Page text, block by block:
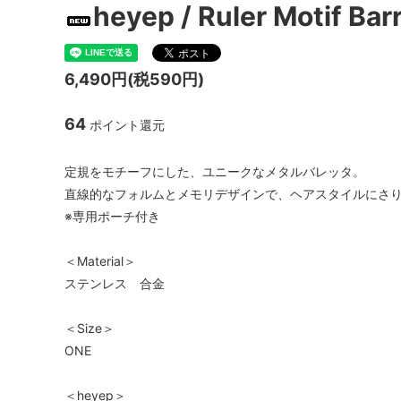
heyep / Ruler Motif
6,490円(税590円)
64 ポイント還元
定規をモチーフにした、ユニークなメタルバレッタ。
直線的なフォルムとメモリデザインで、ヘアスタイルにさ
※専用ポーチ付き
＜Material＞
ステンレス 合金
＜Size＞
ONE
＜heyep＞